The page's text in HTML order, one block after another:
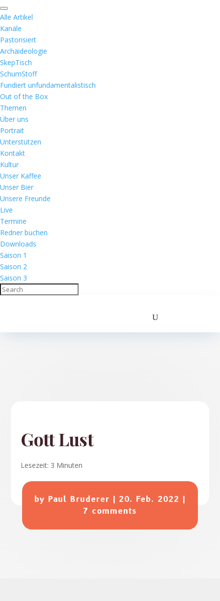
Alle Artikel
Kanäle
Pastorisiert
Archäideologie
SkepTisch
SchumStoff
Fundiert unfundamentalistisch
Out of the Box
Themen
Über uns
Portrait
Unterstützen
Kontakt
Kultur
Unser Kaffee
Unser Bier
Unsere Freunde
Live
Termine
Redner buchen
Downloads
Saison 1
Saison 2
Saison 3
Gott Lust
Lesezeit: 3 Minuten
byPaul Bruderer | 20. Feb. 2022 |
7 comments